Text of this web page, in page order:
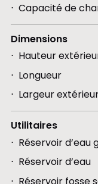
Capacité de
Dimensions
Hauteur
Longueur
Largeur
Utilitaires
Réservoir d’eau
Réservoir d’eau